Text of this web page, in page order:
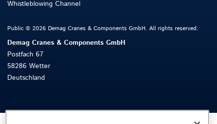
Whistleblowing Channel
Public © 2026 Demag Cranes & Components GmbH. All rights reserved.
Demag Cranes & Components GmbH
Postfach 67
58286 Wetter
Deutschland